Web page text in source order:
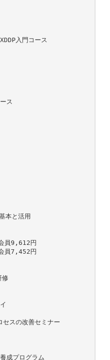
入門コース
ス
本と活用
員9,612円
員7,452円
修
セスの改善セミナー
成プログラム